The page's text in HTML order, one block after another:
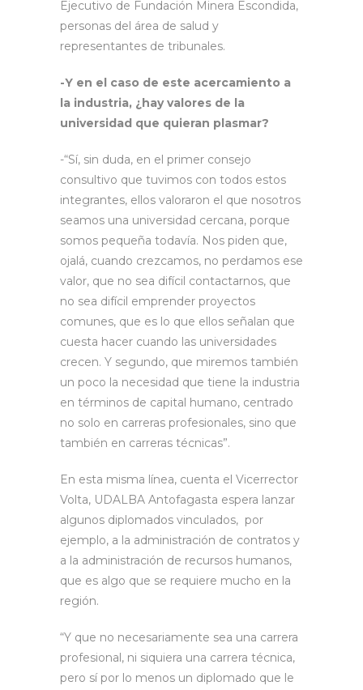
Ejecutivo de Fundación Minera Escondida,
personas del área de salud y
representantes de tribunales.
-Y en el caso de este acercamiento a
la industria, ¿hay valores de la
universidad que quieran plasmar?
-“Sí, sin duda, en el primer consejo
consultivo que tuvimos con todos estos
integrantes, ellos valoraron el que nosotros
seamos una universidad cercana, porque
somos pequeña todavía. Nos piden que,
ojalá, cuando crezcamos, no perdamos ese
valor, que no sea difícil contactarnos, que
no sea difícil emprender proyectos
comunes, que es lo que ellos señalan que
cuesta hacer cuando las universidades
crecen. Y segundo, que miremos también
un poco la necesidad que tiene la industria
en términos de capital humano, centrado
no solo en carreras profesionales, sino que
también en carreras técnicas”.
En esta misma línea, cuenta el Vicerrector
Volta, UDALBA Antofagasta espera lanzar
algunos diplomados vinculados, por
ejemplo, a la administración de contratos y
a la administración de recursos humanos,
que es algo que se requiere mucho en la
región.
“Y que no necesariamente sea una carrera
profesional, ni siquiera una carrera técnica,
pero sí por lo menos un diplomado que le